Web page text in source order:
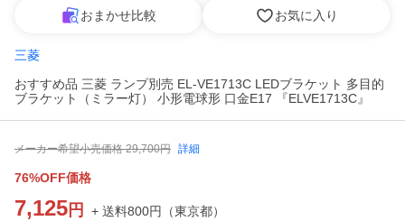
おまかせ比較 お気に入り
三菱
おすすめ品 三菱 ランプ別売 EL-VE1713C LEDブラケット 多目的
ブラケット（ミラー灯） 小形電球形 口金E17 『ELVE1713C』
メーカー希望小売価格 29,700円 詳細
76%OFF価格
7,125 円 + 送料800円 （東京都）